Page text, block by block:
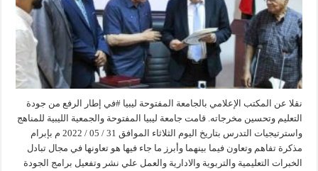
نقلا عن المكتب الإعلامي بالجامعة المفتوحة ليبيا #في إطار الرفع من جودة
التعليم وتحسين مخرجاته. قامت جامعة ليبيا المفتوحة والجمعية الليبية للمناهج
واسترتيجيات التدرس بتاريخ اليوم الثلاثاء الموافق 31 / 05 / 2022 م بإبرام
مذكرة تفاهم وتعاون فيما بينهما وأبرز ما جاء فيها هو تعاونها في مجال تبادل
الخبرات التعليمية والتربوية والادارية والعمل علي نشر وتفعيل برامج الجودة